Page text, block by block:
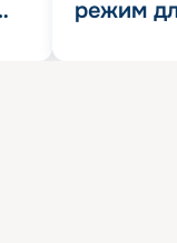
режим